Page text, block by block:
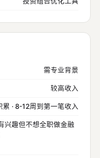
需专业背景
较高收入
· 8-12周到第一笔收入
兴趣但不想全职做金融